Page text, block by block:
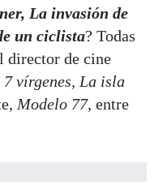
La invasión de
un ciclista? Todas
director de cine
7 vírgenes, La isla
Modelo 77, entre